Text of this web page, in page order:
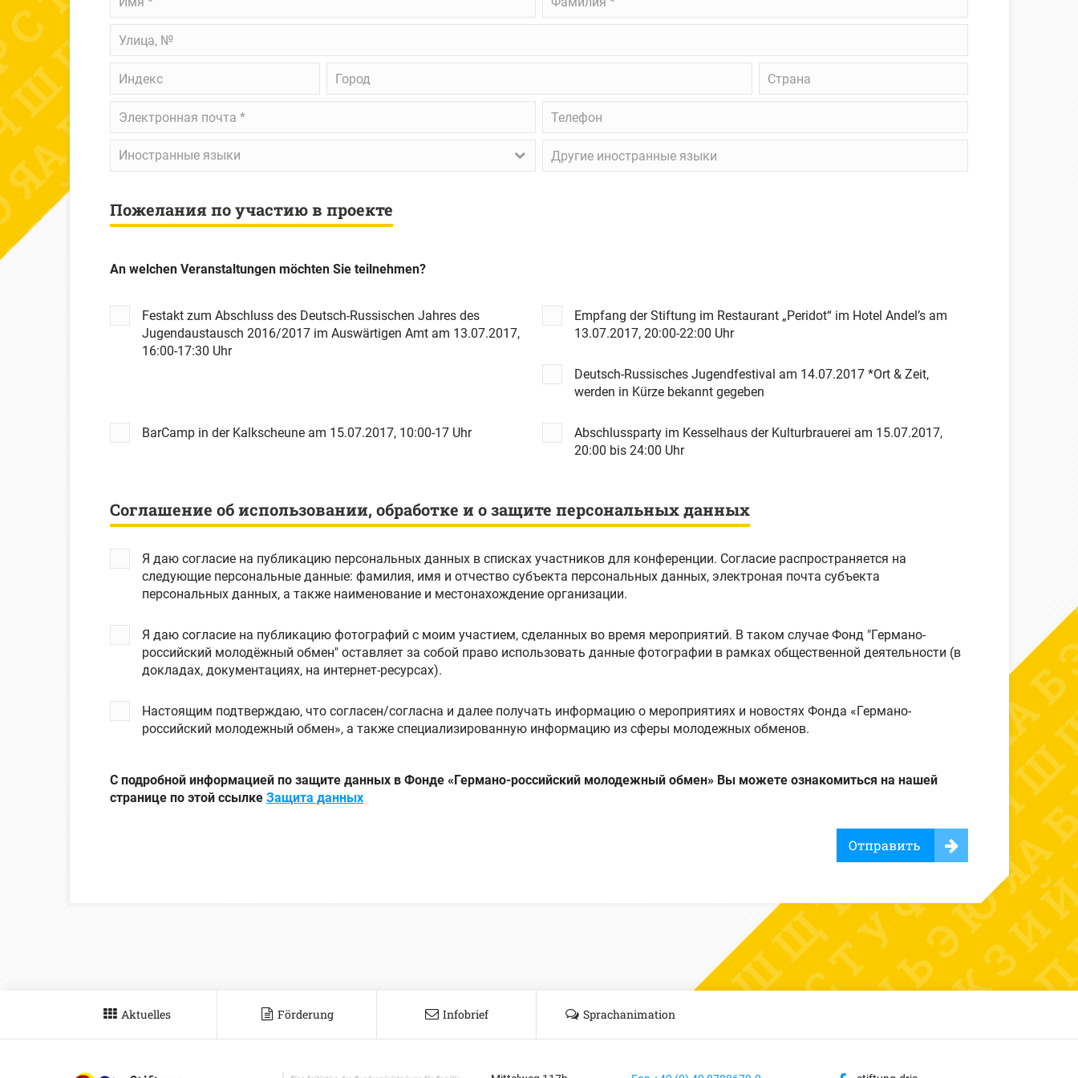
Улица,
№
Индекс
Город Страна
Электронная
почта*
Телефон
Иностранные
Иностранные языки
Другие
иностранные
Пожелания по участию в проекте
An welchen Veranstaltungen möchten Sie teilnehmen?
Festakt zum Abschluss des Deutsch-Russischen Jahres des
Jugendaustausch 2016/2017 im Auswärtigen Amt am 13.07.2017,
16:00-17:30 Uhr
Empfang der Stiftung im Restaurant „Peridot“ im Hotel Andel’s am
13.07.2017, 20:00-22:00 Uhr
Deutsch-Russisches Jugendfestival am 14.07.2017 *Ort & Zeit,
werden in Kürze bekannt gegeben
BarCamp in der Kalkscheune am 15.07.2017, 10:00-17 Uhr
Abschlussparty im Kesselhaus der Kulturbrauerei am 15.07.2017,
20:00 bis 24:00 Uhr
Соглашение об использовании, обработке и о защите персональных данных
Я даю согласие на публикацию персональных данных в списках участников для конференции. Согласие распространяется на
следующие персональные данные: фамилия, имя и отчество субъекта персональных данных, электроная почта субъекта
персональных данных, а также наименование и местонахождение организации.
Я даю согласие на публикацию фотографий с моим участием, сделанных во время мероприятий. В таком случае Фонд "Германо-
российский молодёжный обмен" оставляет за собой право использовать данные фотографии в рамках общественной деятельности (в
докладах, документациях, на интернет-ресурсах).
Настоящим подтверждаю, что согласен/согласна и далее получать информацию о мероприятиях и новостях Фонда «Германо-
российский молодежный обмен», а также специализированную информацию из сферы молодежных обменов.
С подробной информацией по защите данных в Фонде «Германо-российский молодежный обмен» Вы можете ознакомиться на нашей
странице по этой ссылке Защита данных
Отправить
Aktuelles Förderung Infobrief Sprachanimation